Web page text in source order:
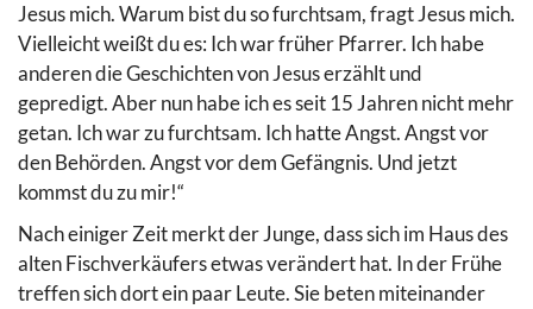
Jesus mich. Warum bist du so furchtsam, fragt Jesus mich.
Vielleicht weißt du es: Ich war früher Pfarrer. Ich habe
anderen die Geschichten von Jesus erzählt und
gepredigt. Aber nun habe ich es seit 15 Jahren nicht mehr
getan. Ich war zu furchtsam. Ich hatte Angst. Angst vor
den Behörden. Angst vor dem Gefängnis. Und jetzt
kommst du zu mir!“
Nach einiger Zeit merkt der Junge, dass sich im Haus des
alten Fischverkäufers etwas verändert hat. In der Frühe
treffen sich dort ein paar Leute. Sie beten miteinander